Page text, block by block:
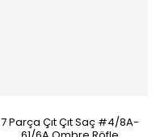
7 Parça Çıt Çıt Saç #4/8A-